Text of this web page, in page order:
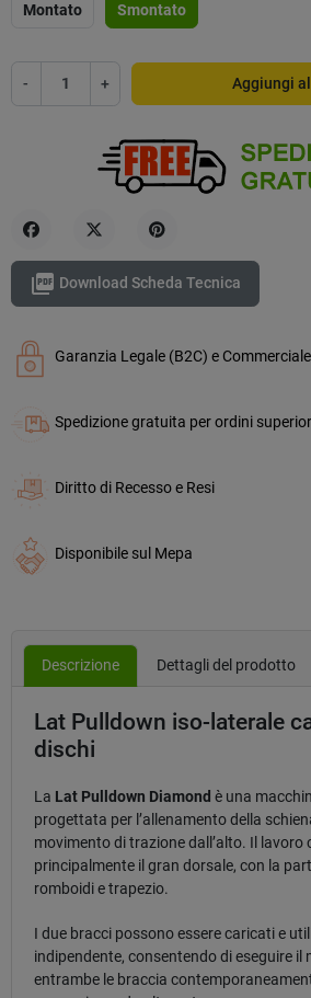
Montato Smontato
- + Aggiungi
 Download Scheda Tecnica
Garanzia Legale (B2C) e
Spedizione gratuita per ordini
Diritto di Recesso e Resi
Disponibile sul Mepa
Descrizione Dettagli del prodotto
Lat Pulldown iso-laterale
dischi
La Lat Pulldown Diamond è una
progettata per l’allenamento della
movimento di trazione dall’alto. Il lavoro
principalmente il gran dorsale, con la
romboidi e trapezio.
I due bracci possono essere caricati e
indipendente, consentendo di eseguire il
entrambe le braccia